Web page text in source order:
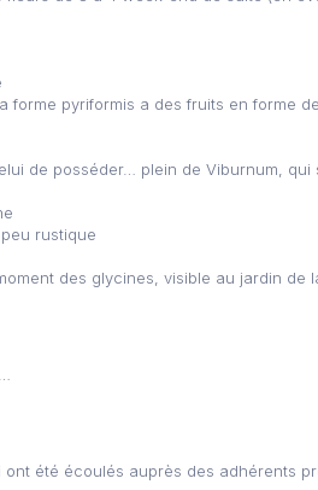
forme pyriformis a des fruits en forme
de posséder… plein de Viburnum,
rustique
des glycines, visible au jardin de
été écoulés auprès des adhérents